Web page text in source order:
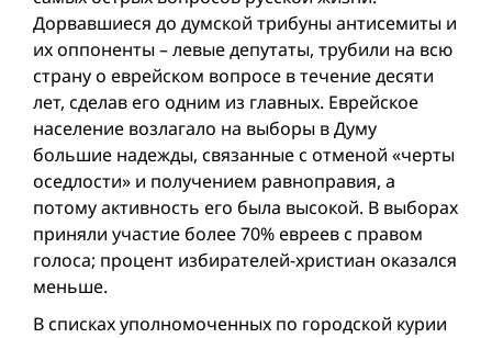
Дорвавшиеся до думской трибуны антисемиты и
их оппоненты – левые депутаты, трубили на всю
страну о еврейском вопросе в течение десяти
лет, сделав его одним из главных. Еврейское
население возлагало на выборы в Думу
большие надежды, связанные с отменой «черты
оседлости» и получением равноправия, а
потому активность его была высокой. В выборах
приняли участие более 70% евреев с правом
голоса; процент избирателей-христиан оказался
меньше.
В списках уполномоченных по городской курии